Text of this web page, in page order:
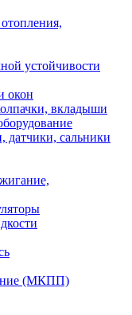
устойчивости
окон
вкладыши
датчики, сальники
(МКПП)